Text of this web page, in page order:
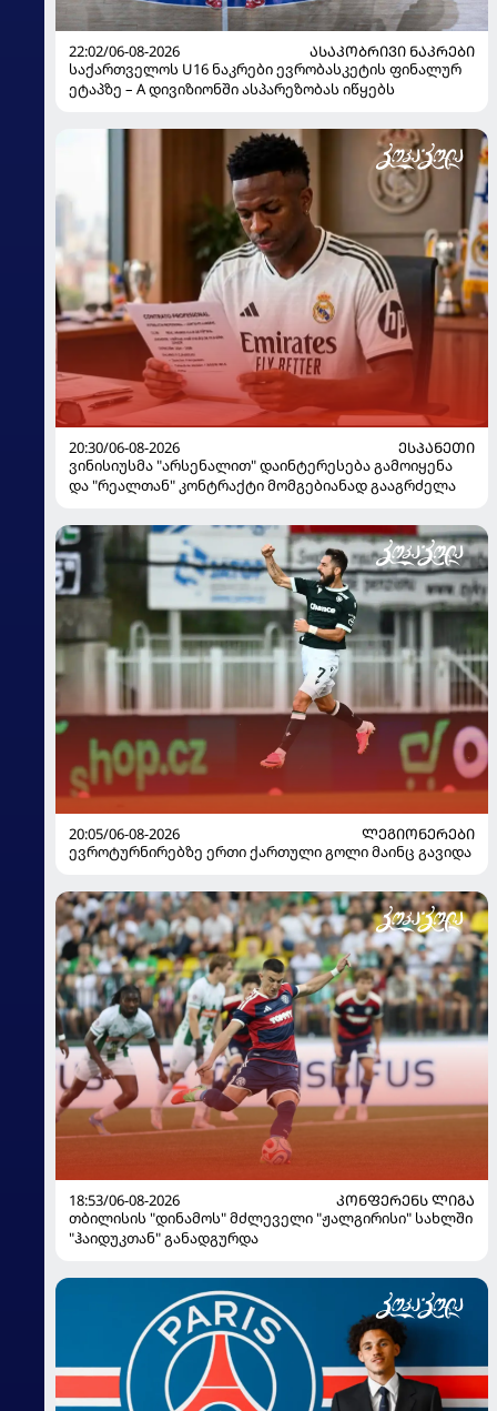
22:02/06-08-2026
ᲐᲡᲐᲙᲝᲑᲠᲘᲕᲘ ᲜᲐᲙᲠᲔᲑᲘ
საქართველოს U16 ნაკრები ევრობასკეტის ფინალურ
ეტაპზე – A დივიზიონში ასპარეზობას იწყებს
20:30/06-08-2026
ᲔᲡᲞᲐᲜᲔᲗᲘ
ვინისიუსმა "არსენალით" დაინტერესება გამოიყენა
და "რეალთან" კონტრაქტი მომგებიანად გააგრძელა
20:05/06-08-2026
ᲚᲔᲒᲘᲝᲜᲔᲠᲔᲑᲘ
ევროტურნირებზე ერთი ქართული გოლი მაინც გავიდა
18:53/06-08-2026
ᲙᲝᲜᲤᲔᲠᲔᲜᲡ ᲚᲘᲒᲐ
თბილისის "დინამოს" მძლეველი "ჟალგირისი" სახლში
"ჰაიდუკთან" განადგურდა